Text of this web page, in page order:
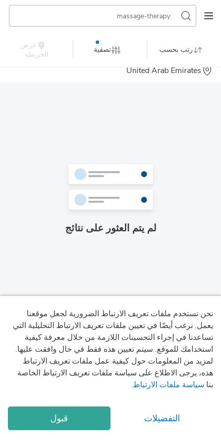
massage-therapy
رتب بحسب تصفية
عرض
الخريطة
United Arab Emirates
لم يتم العثور على نتائج
2026 Okadoc Technologies FZ-LLC
سياسة الخصوصية
شروط الاستخدام
سياسة ملفات تعريف الارتباط
نحن نستخدم ملفات تعريف الارتباط الضرورية لجعل موقعنا
يعمل. نرغب أيضًا في تعيين ملفات تعريف الارتباط التحليلية التي
تساعدنا في إجراء التحسينات اللازمة من خلال معرفة كيفية
استخدامك للموقع. سيتم تعيين هذه فقط في حال وافقت عليها.
لمزيد من المعلومات حول كيفية عمل ملفات تعريف الارتباط
هذه، يرجى الاطلاع على سياسة ملفات تعريف الارتباط الخاصة
بنا سياسة ملفات الارتباط.
التفضيلات قبول